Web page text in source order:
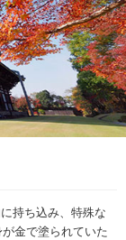
持ち込み、特殊な
金で塗られていた